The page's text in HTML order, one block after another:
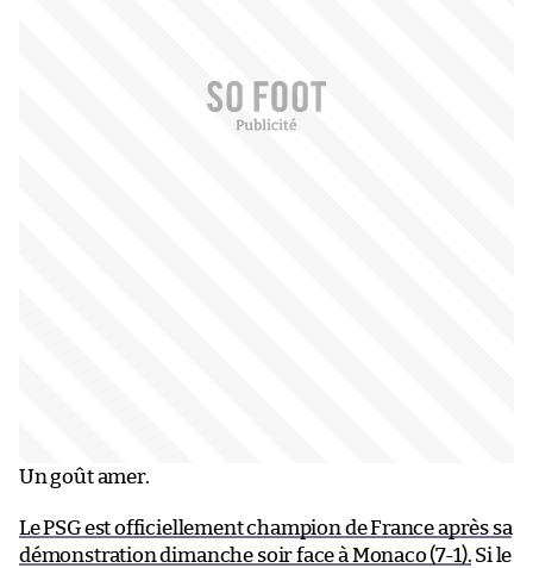
Un goût amer.
Le PSG est officiellement champion de France après sa
démonstration dimanche soir face à Monaco (7-1). Si le